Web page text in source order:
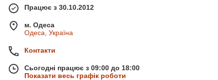
Працює з 30.10.2012
м. Одеса
Одеса, Україна
Контакти
Сьогодні працює з 09:00 до 18:00
Показати весь графік роботи